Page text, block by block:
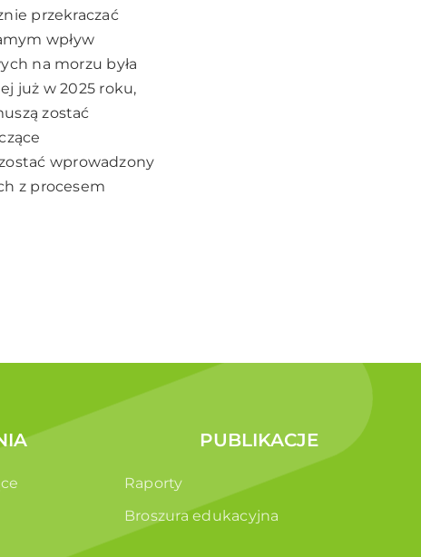
przekraczać
wpływ
na morzu była
już w 2025 roku,
zostać
wprowadzony
z procesem
PUBLIKACJE
Raporty
Broszura edukacyjna